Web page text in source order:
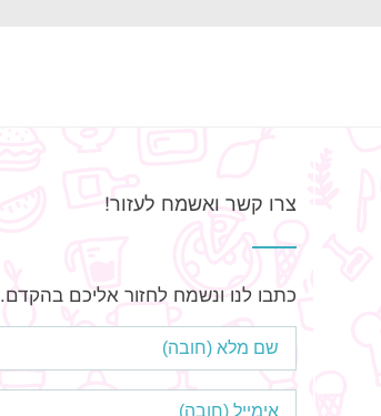
צרו קשר ואשמח לעזור!
כתבו לנו ונשמח לחזור אליכם בהקדם.